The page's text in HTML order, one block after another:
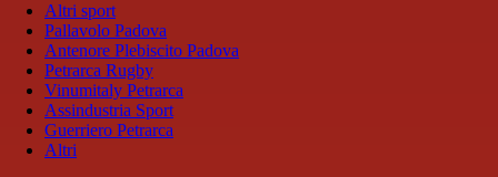
Altri sport
Pallavolo Padova
Antenore Plebiscito Padova
Petrarca Rugby
Vinumitaly Petrarca
Assindustria Sport
Guerriero Petrarca
Altri